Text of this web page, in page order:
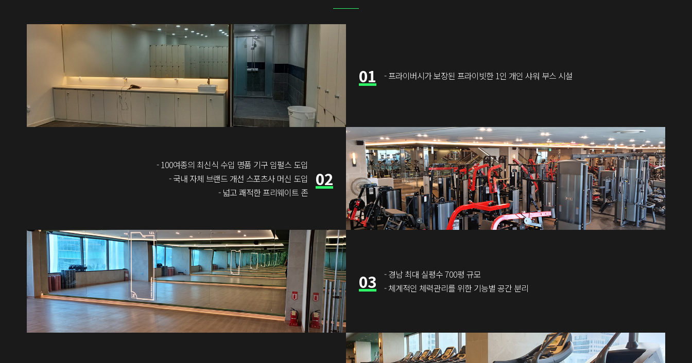
01 - 프라이버시가 보장된 프라이빗한 1인 개인 샤워 부스 시설
02
- 100여종의 최신식 수입 명품 기구 임펄스 도입
- 국내 자체 브랜드 개선 스포츠사 머신 도입
- 넓고 쾌적한 프리웨이트 존
03
- 경남 최대 실평수 700평 규모
- 체계적인 체력관리를 위한 기능별 공간 분리